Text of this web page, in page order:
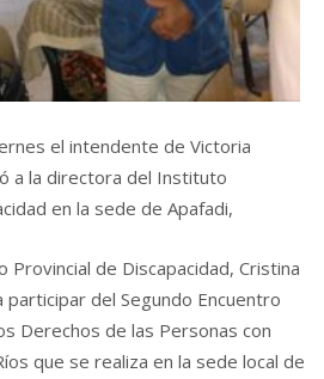
el intendente de Victoria
a la directora del Instituto
en la sede de Apafadi,
de Discapacidad, Cristina
participar del Segundo Encuentro
Derechos de las Personas con
que se realiza en la sede local de